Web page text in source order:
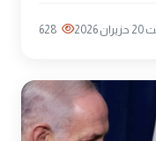
2026
628